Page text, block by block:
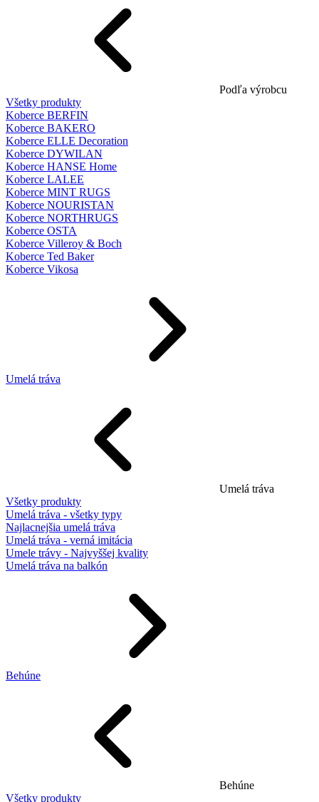
Podľa výrobcu
Všetky produkty
Koberce BERFIN
Koberce BAKERO
Koberce ELLE Decoration
Koberce DYWILAN
Koberce HANSE Home
Koberce LALEE
Koberce MINT RUGS
Koberce NOURISTAN
Koberce NORTHRUGS
Koberce OSTA
Koberce Villeroy & Boch
Koberce Ted Baker
Koberce Vikosa
Umelá tráva
Umelá tráva
Všetky produkty
Umelá tráva - všetky typy
Najlacnejšia umelá tráva
Umelá tráva - verná imitácia
Umele trávy - Najvyššej kvality
Umelá tráva na balkón
Behúne
Behúne
Všetky produkty